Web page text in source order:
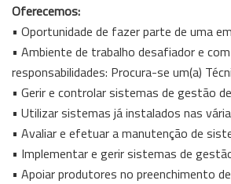
Oferecemos:
• Oportunidade de fazer parte de uma
• Ambiente de trabalho desafiador e
responsabilidades: Procura-se um(a)
• Gerir e controlar sistemas de gestão
• Utilizar sistemas já instalados nas
• Avaliar e efetuar a manutenção de
• Implementar e gerir sistemas de
• Apoiar produtores no preenchimento